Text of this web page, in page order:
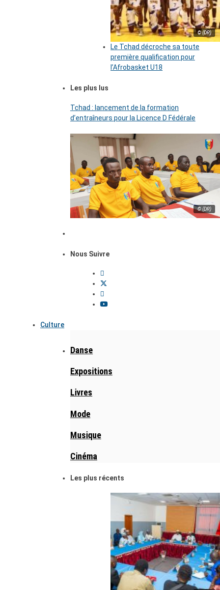
© (DR)
Le Tchad décroche sa toute
première qualification pour
l’Afrobasket U18
Les plus lus
Tchad : lancement de la formation
d’entraîneurs pour la Licence D Fédérale
© (DR)
Nous Suivre
Culture
Danse
Expositions
Livres
Mode
Musique
Cinéma
Les plus récents